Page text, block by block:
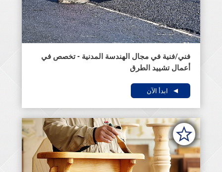
فني/فنية في مجال الهندسة المدنية - تخصص في
أعمال تشييد الطرق
ابدأ الآن